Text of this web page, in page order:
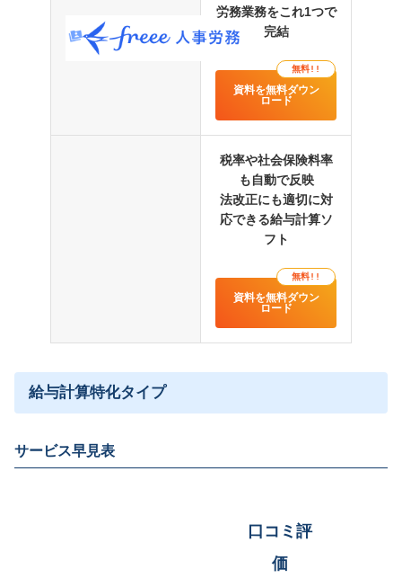
ています。時間の効率化に役立っています。
口コミをもっと見る
他システムとの比較記事はこちら
マネーフォワード クラウド給与 vs freee人事労
務の機能・特徴を徹底比較！【給与計算ソフ
「サービス詳細はこちら」をクリック
労務業務をこれ1つで
完結
無料!!
資料を無料ダウン
ロード
税率や社会保険料率
も自動で反映
法改正にも適切に対
応できる給与計算ソ
フト
無料!!
資料を無料ダウン
ロード
給与計算特化タイプ
サービス早見表
口コミ評
価